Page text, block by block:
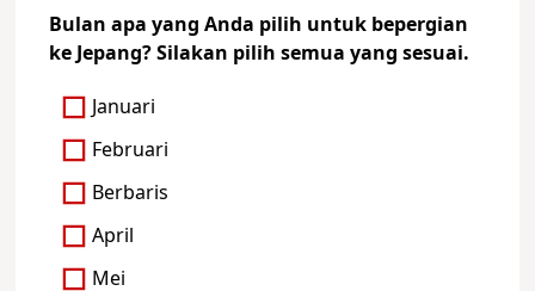
Bulan apa yang Anda pilih untuk bepergian
ke Jepang? Silakan pilih semua yang sesuai.
Januari
Februari
Berbaris
April
Mei